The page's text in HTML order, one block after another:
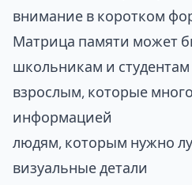
внимание в коротком
Матрица памяти может
школьникам и студентам
взрослым, которые
информацией
людям, которым нужно
визуальные детали